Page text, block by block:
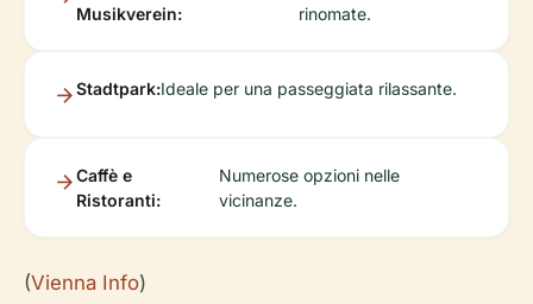
Musikverein:
rinomate.
Stadtpark:Ideale per una passeggiata rilassante.
Caffè e
Ristoranti:
Numerose opzioni nelle
vicinanze.
(Vienna Info)